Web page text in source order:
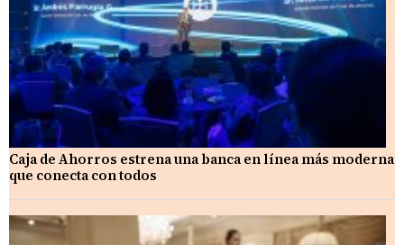
Caja de Ahorros estrena una banca en línea más moderna
que conecta con todos